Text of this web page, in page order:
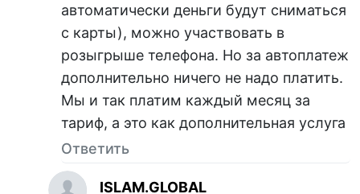
автоматически деньги будут сниматься
с карты), можно участвовать в
розыгрыше телефона. Но за автоплатеж
дополнительно ничего не надо платить.
Мы и так платим каждый месяц за
тариф, а это как дополнительная услуга
Ответить
ISLAM.GLOBAL